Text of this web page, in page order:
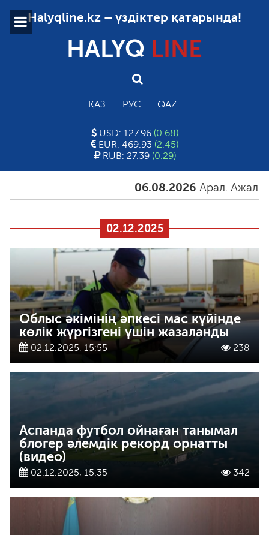
Halyqline.kz – үздіктер қатарында!
HALYQ LINE
ҚАЗ РУС QAZ
USD: 127.96 (0.68)
EUR: 469.93 (2.45)
RUB: 27.39 (0.29)
06.08.2026 Арал. Ажал.
02.12.2025
Облыс әкімінің әпкесі мас күйінде
көлік жүргізгені үшін жазаланды
02.12.2025, 15:55 238
Аспанда футбол ойнаған танымал
блогер әлемдік рекорд орнатты
(видео)
02.12.2025, 15:35 342